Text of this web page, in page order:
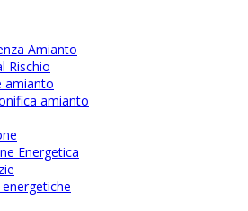
Amianto
Rischio
amianto
amianto
Energetica